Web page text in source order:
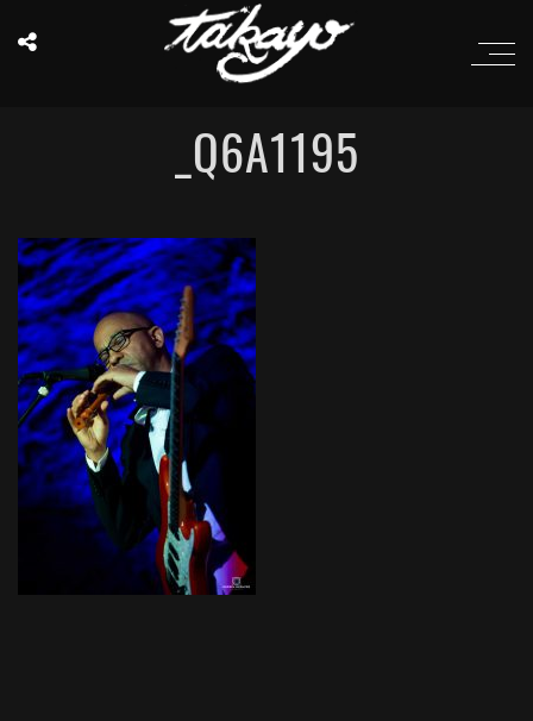
_Q6A1195